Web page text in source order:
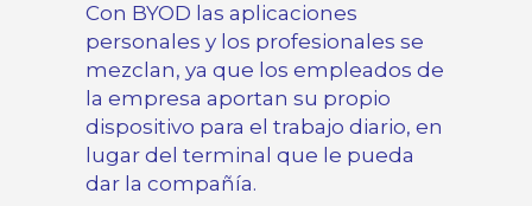
Con BYOD las aplicaciones
personales y los profesionales se
mezclan, ya que los empleados de
la empresa aportan su propio
dispositivo para el trabajo diario, en
lugar del terminal que le pueda
dar la compañía.